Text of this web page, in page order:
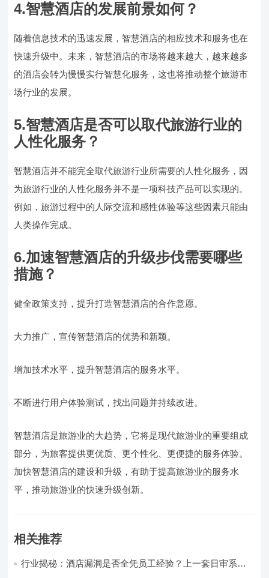
4.智慧酒店的发展前景如何？
随着信息技术的迅速发展，智慧酒店的相应技术和服务也在
快速升级中。未来，智慧酒店的市场将越来越大，越来越多
的酒店会转为慢慢实行智慧化服务，这也将推动整个旅游市
场行业的发展。
5.智慧酒店是否可以取代旅游行业的
人性化服务？
智慧酒店并不能完全取代旅游行业所需要的人性化服务，因
为旅游行业的人性化服务并不是一项科技产品可以实现的。
例如，旅游过程中的人际交流和感性体验等这些因素只能由
人类操作完成。
6.加速智慧酒店的升级步伐需要哪些
措施？
健全政策支持，提升打造智慧酒店的合作意愿。
大力推广，宣传智慧酒店的优势和新颖。
增加技术水平，提升智慧酒店的服务水平。
不断进行用户体验测试，找出问题并持续改进。
智慧酒店是旅游业的大趋势，它将是现代旅游业的重要组成
部分，为旅客提供更优质、更个性化、更便捷的服务体验。
加快智慧酒店的建设和升级，有助于提高旅游业的服务水
平，推动旅游业的快速升级创新。
相关推荐
行业揭秘：酒店漏洞是否全凭员工经验？上一套日审系